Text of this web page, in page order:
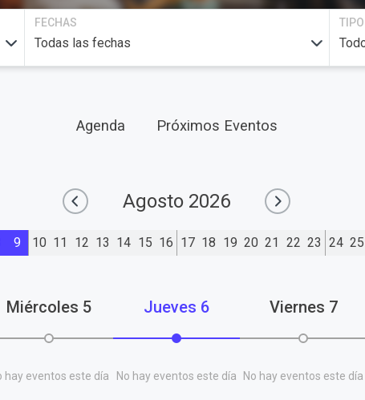
FECHAS TIPO
Agenda Próximos Eventos
Agosto 2026
9 10 11 12 13 14 15 16 17 18 19 20 21 22 23 24 25
Miércoles 5
hay eventos este día
Jueves 6
No hay eventos este día
Viernes 7
No hay eventos este día